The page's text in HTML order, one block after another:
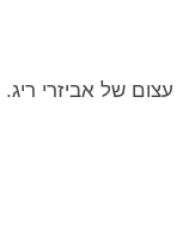
של אביזרי ריג.